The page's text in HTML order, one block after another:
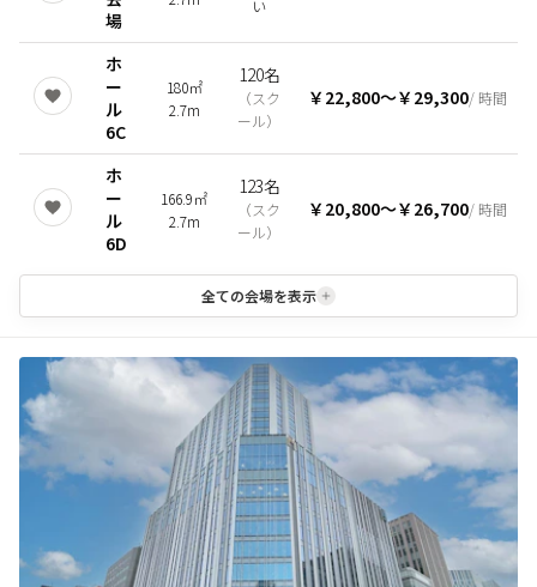
場
い
ホ
ー
ル
6C
180㎡
2.7m
120名
（スク
ール）
￥22,800〜￥29,300/ 時間
ホ
ー
ル
6D
166.9㎡
2.7m
123名
（スク
ール）
￥20,800〜￥26,700/ 時間
全ての会場を表示